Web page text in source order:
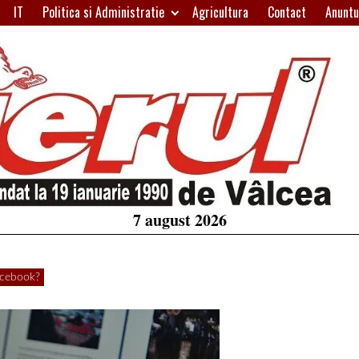
IT Politica si Administratie Agricultura Contact
7 august 2026